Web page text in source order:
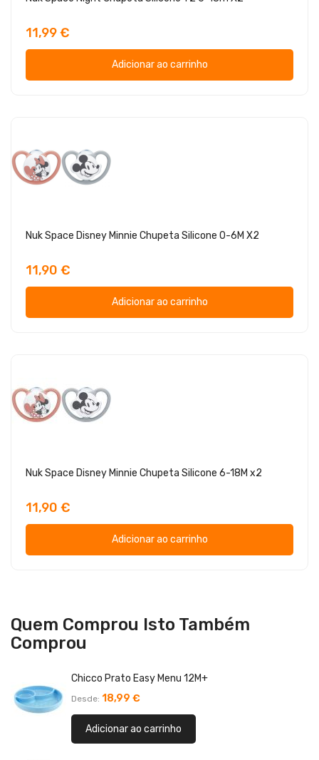
11,99 €
Adicionar ao carrinho
Nuk Space Disney Minnie Chupeta Silicone 0-6M X2
11,90 €
Adicionar ao carrinho
Nuk Space Disney Minnie Chupeta Silicone 6-18M x2
11,90 €
Adicionar ao carrinho
Quem Comprou Isto Também
Comprou
Chicco Prato Easy Menu 12M+
Desde 18,99 €
Adicionar ao carrinho